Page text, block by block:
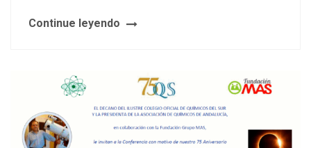
Continue leyendo